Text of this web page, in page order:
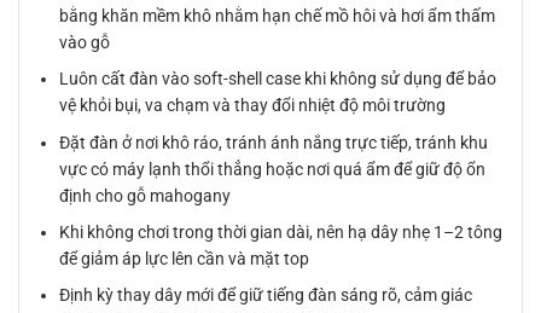
bằng khăn mềm khô nhằm hạn chế mồ hôi và hơi ẩm thấm
vào gỗ
Luôn cất đàn vào soft-shell case khi không sử dụng để bảo
vệ khỏi bụi, va chạm và thay đổi nhiệt độ môi trường
Đặt đàn ở nơi khô ráo, tránh ánh nắng trực tiếp, tránh khu
vực có máy lạnh thổi thẳng hoặc nơi quá ẩm để giữ độ ổn
định cho gỗ mahogany
Khi không chơi trong thời gian dài, nên hạ dây nhẹ 1–2 tông
để giảm áp lực lên cần và mặt top
Định kỳ thay dây mới để giữ tiếng đàn sáng rõ, cảm giác